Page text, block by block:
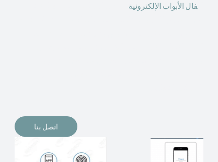
فال الأبواب الإلكترونية
اتصل بنا